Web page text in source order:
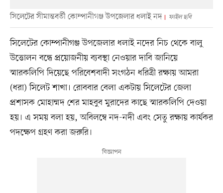
সিলেটের সীমান্তবর্তী কোম্পানীগঞ্জ উপজেলার ধলাই নদ ফাইল ছবি
সিলেটের কোম্পানীগঞ্জ উপজেলার ধলাই নদের নিচ থেকে বালু
উত্তোলন বন্ধে প্রয়োজনীয় ব্যবস্থা নেওয়ার দাবি জানিয়ে
স্মারকলিপি দিয়েছে পরিবেশবাদী সংগঠন ধরিত্রী রক্ষায় আমরা
(ধরা) সিলেট শাখা। রোববার বেলা একটায় সিলেটের জেলা
প্রশাসক মোহাম্মদ শের মাহবুব মুরাদের কাছে স্মারকলিপি দেওয়া
হয়। এ সময় বলা হয়, অবিলম্বে নদ-নদী এবং সেতু রক্ষায় কার্যকর
পদক্ষেপ গ্রহণ করা জরুরি।